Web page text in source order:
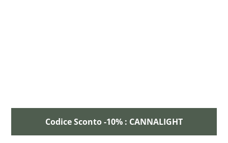
Codice Sconto -10% : CANNALIGHT